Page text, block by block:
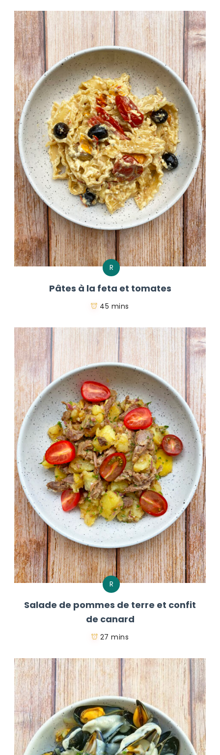
R
Pâtes à la feta et tomates
45 mins
R
Salade de pommes de terre et confit
de canard
27 mins